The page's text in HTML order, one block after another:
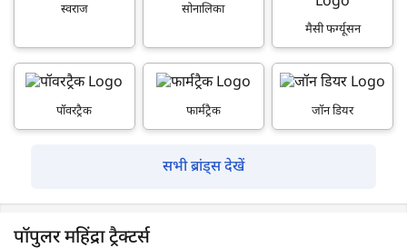
स्वराज
सोनालिका
मैसी फर्ग्यूसन
पॉवरट्रैक फार्मट्रैक जॉन डियर
सभी ब्रांड्स देखें
पॉपुलर महिंद्रा ट्रैक्टर्स